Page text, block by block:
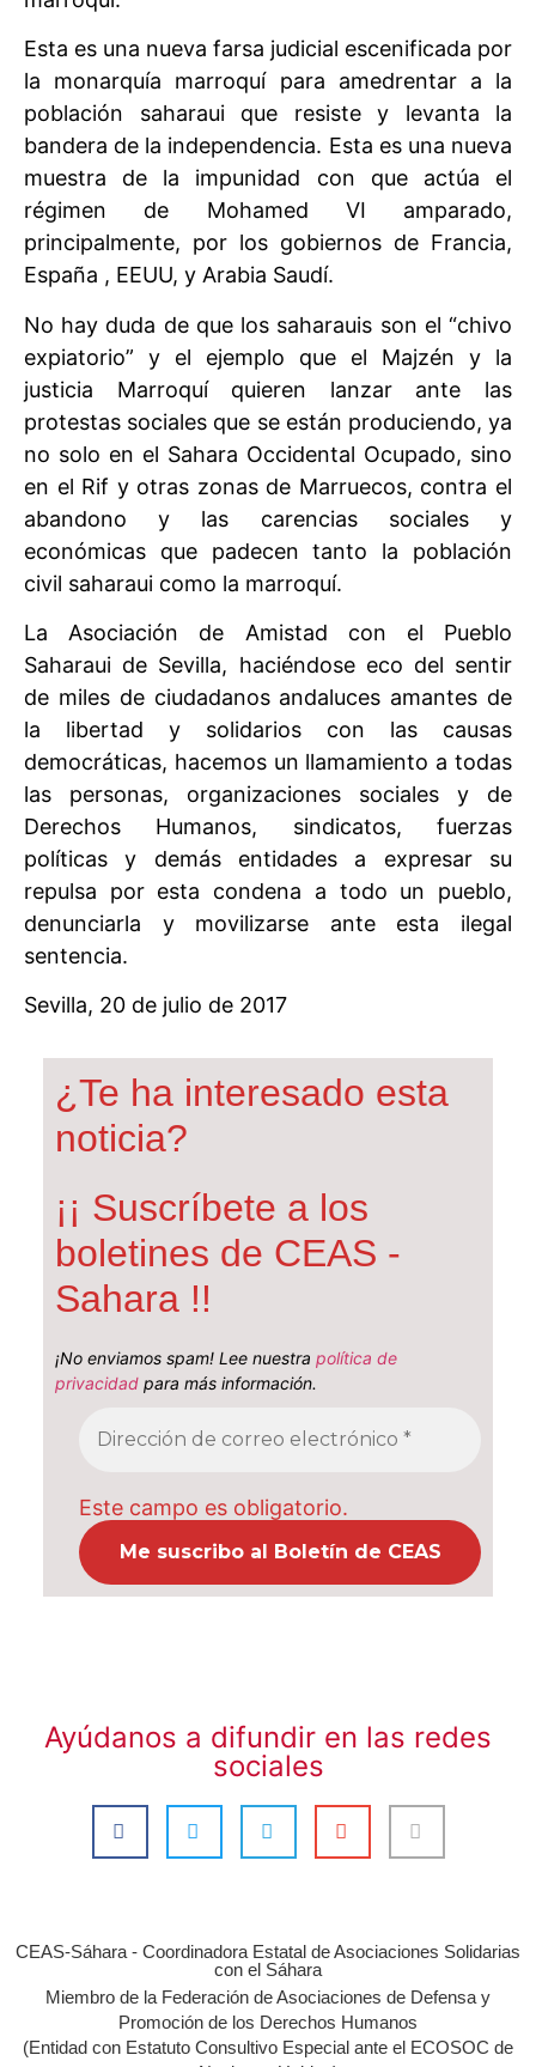
Esta es una nueva farsa judicial escenificada por
la monarquía marroquí para amedrentar a la
población saharaui que resiste y levanta la
bandera de la independencia. Esta es una nueva
muestra de la impunidad con que actúa el
régimen de Mohamed VI amparado,
principalmente, por los gobiernos de Francia,
España , EEUU, y Arabia Saudí.
No hay duda de que los saharauis son el “chivo
expiatorio” y el ejemplo que el Majzén y la
justicia Marroquí quieren lanzar ante las
protestas sociales que se están produciendo, ya
no solo en el Sahara Occidental Ocupado, sino
en el Rif y otras zonas de Marruecos, contra el
abandono y las carencias sociales y
económicas que padecen tanto la población
civil saharaui como la marroquí.
La Asociación de Amistad con el Pueblo
Saharaui de Sevilla, haciéndose eco del sentir
de miles de ciudadanos andaluces amantes de
la libertad y solidarios con las causas
democráticas, hacemos un llamamiento a todas
las personas, organizaciones sociales y de
Derechos Humanos, sindicatos, fuerzas
políticas y demás entidades a expresar su
repulsa por esta condena a todo un pueblo,
denunciarla y movilizarse ante esta ilegal
sentencia.
Sevilla, 20 de julio de 2017
¿Te ha interesado esta
noticia?
¡¡ Suscríbete a los
boletines de CEAS -
Sahara !!
¡No enviamos spam! Lee nuestra política de
privacidad para más información.
Este campo es obligatorio.
Ayúdanos a difundir en las redes
sociales
CEAS-Sáhara - Coordinadora Estatal de Asociaciones Solidarias
con el Sáhara
Miembro de la Federación de Asociaciones de Defensa y
Promoción de los Derechos Humanos
(Entidad con Estatuto Consultivo Especial ante el ECOSOC de